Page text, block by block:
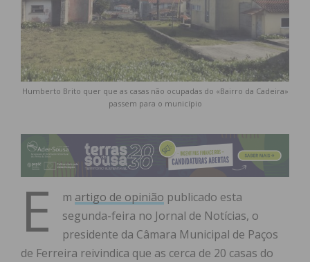
Humberto Brito quer que as casas não ocupadas do «Bairro da Cadeira»
passem para o município
E m artigo de opinião publicado esta
segunda-feira no Jornal de Notícias, o
presidente da Câmara Municipal de Paços
de Ferreira reivindica que as cerca de 20 casas do